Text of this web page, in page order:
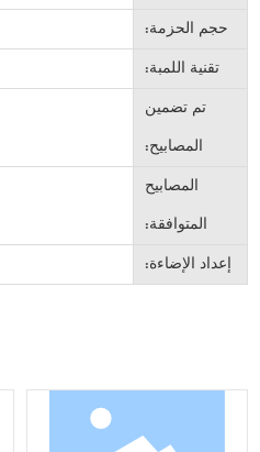
حجم الحزمة:
تقنية اللمبة:
تم تضمين
المصابيح:
المصابيح
المتوافقة:
إعداد الإضاءة: